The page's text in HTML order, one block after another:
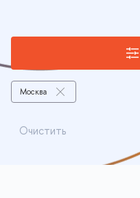
Москва
Очистить